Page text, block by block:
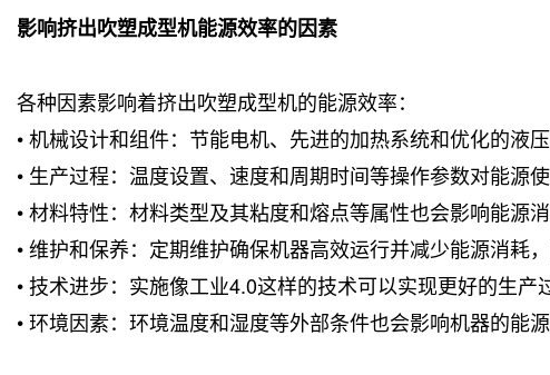
影响挤出吹塑成型机能源效率的因素
各种因素影响着挤出吹塑成型机的能源效率：
•机械设计和组件：节能电机、先进的加热系统和优化的液
• 生产过程：温度设置、速度和周期时间等操作参数对能源
•材料特性：材料类型及其粘度和熔点等属性也会影响能源
•维护和保养：定期维护确保机器高效运行并减少能源消耗
•技术进步：实施像工业4.0这样的技术可以实现更好的生产
•环境因素：环境温度和湿度等外部条件也会影响机器的能